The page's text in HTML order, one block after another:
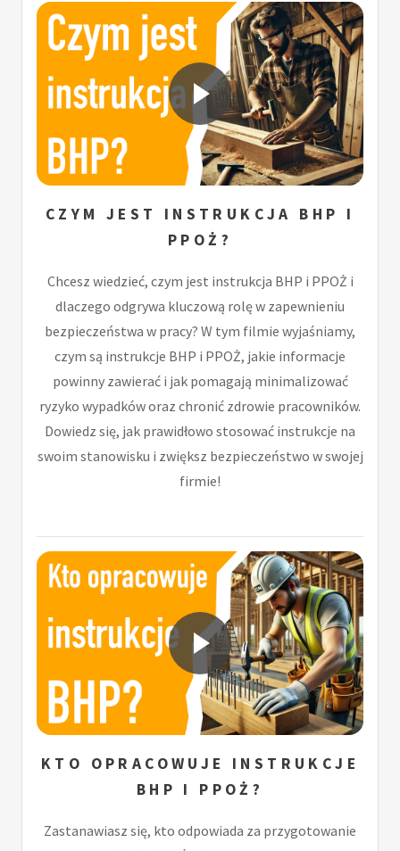
CZYM JEST INSTRUKCJA BHP I
PPOŻ?
Chcesz wiedzieć, czym jest instrukcja BHP i PPOŻ i
dlaczego odgrywa kluczową rolę w zapewnieniu
bezpieczeństwa w pracy? W tym filmie wyjaśniamy,
czym są instrukcje BHP i PPOŻ, jakie informacje
powinny zawierać i jak pomagają minimalizować
ryzyko wypadków oraz chronić zdrowie pracowników.
Dowiedz się, jak prawidłowo stosować instrukcje na
swoim stanowisku i zwiększ bezpieczeństwo w swojej
firmie!
KTO OPRACOWUJE INSTRUKCJE
BHP I PPOŻ?
Zastanawiasz się, kto odpowiada za przygotowanie